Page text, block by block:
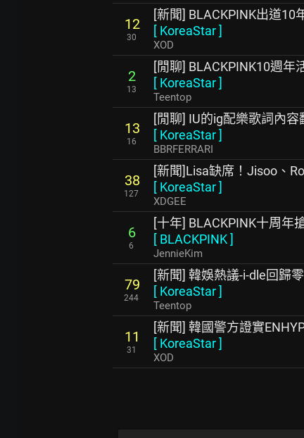
12
30
[新聞] BLACKPINK出道
[ KoreaStar]
XOD
2
13
[閒聊] BLACKPINK10週年
[ KoreaStar]
Teentop
13
16
[閒聊] IU的ig配樂歌詞內容
[ KoreaStar]
BBRFERRARI
38
127
[新聞]Lisa缺席！Jisoo、
[ KoreaStar]
XDGEE
6
6
[十年] BLACKPINK十周年
[ BLACKPINK]
JennieKim
79
244
[新聞] 韓娛熱議-i-dle回歸
[ KoreaStar]
Teentop
11
31
[新聞] 韓國警方證實
[ KoreaStar]
XOD